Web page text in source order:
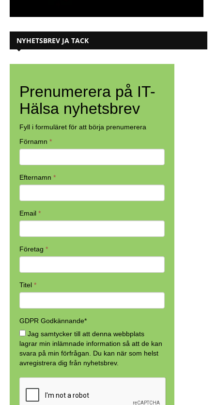
NYHETSBREV JA TACK